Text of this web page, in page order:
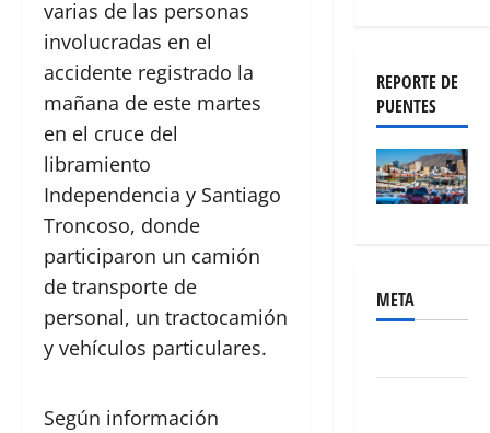
varias de las personas
involucradas en el
accidente registrado la
mañana de este martes
en el cruce del
libramiento
Independencia y Santiago
Troncoso, donde
participaron un camión
de transporte de
personal, un tractocamión
y vehículos particulares.
Según información
REPORTE DE
PUENTES
META